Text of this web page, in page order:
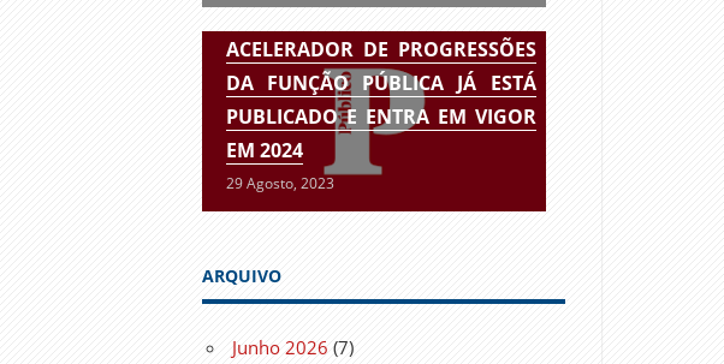
ACELERADOR DE PROGRESSÕES
DA FUNÇÃO PÚBLICA JÁ ESTÁ
PUBLICADO E ENTRA EM VIGOR
EM 2024
29 Agosto, 2023
ARQUIVO
Junho 2026 (7)